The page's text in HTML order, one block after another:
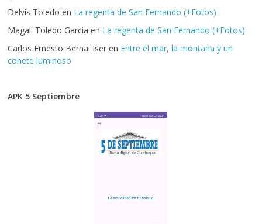
Delvis Toledo en La regenta de San Fernando (+Fotos)
Magali Toledo Garcia en La regenta de San Fernando (+Fotos)
Carlos Ernesto Bernal Iser en Entre el mar, la montaña y un
cohete luminoso
APK 5 Septiembre